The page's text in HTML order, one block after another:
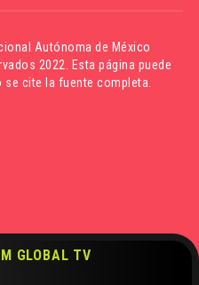
GLOBAL TV
Autónoma de México
2022. Esta página puede
se cite la fuente completa.